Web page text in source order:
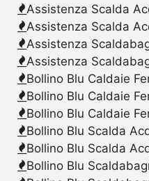
Assistenza Scalda
Assistenza Scalda
Assistenza
Assistenza
Bollino Blu Caldaie
Bollino Blu Caldaie
Bollino Blu Caldaie
Bollino Blu Scalda
Bollino Blu Scalda
Bollino Blu